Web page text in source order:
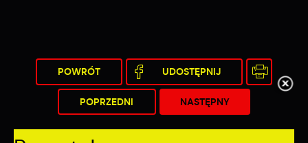
POWRÓT UDOSTĘPNIJ
POPRZEDNI NASTĘPNY